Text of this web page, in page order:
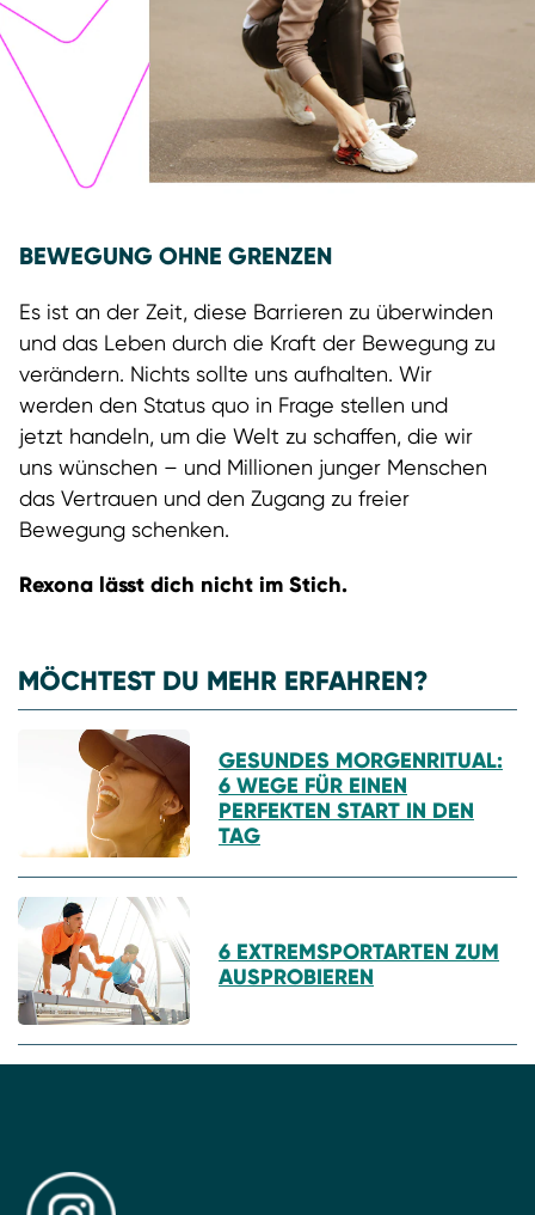
BEWEGUNG OHNE GRENZEN
Es ist an der Zeit, diese Barrieren zu überwinden
und das Leben durch die Kraft der Bewegung zu
verändern. Nichts sollte uns aufhalten. Wir
werden den Status quo in Frage stellen und
jetzt handeln, um die Welt zu schaffen, die wir
uns wünschen – und Millionen junger Menschen
das Vertrauen und den Zugang zu freier
Bewegung schenken.
Rexona lässt dich nicht im Stich.
MÖCHTEST DU MEHR ERFAHREN?
GESUNDES MORGENRITUAL:
6 WEGE FÜR EINEN
PERFEKTEN START IN DEN
TAG
6 EXTREMSPORTARTEN ZUM
AUSPROBIEREN